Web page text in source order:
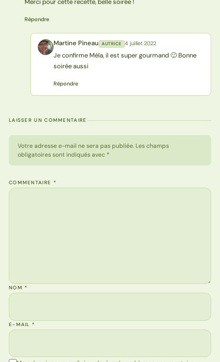
Merci pour cette recette, belle soirée !
Répondre
MP Martine Pineau AUTRICE 4 juillet 2022
Je confirme Méla, il est super gourmand 🙂 Bonne
soirée aussi
Répondre
LAISSER UN COMMENTAIRE
Votre adresse e-mail ne sera pas publiée. Les champs
obligatoires sont indiqués avec *
COMMENTAIRE *
NOM*
E-MAIL*